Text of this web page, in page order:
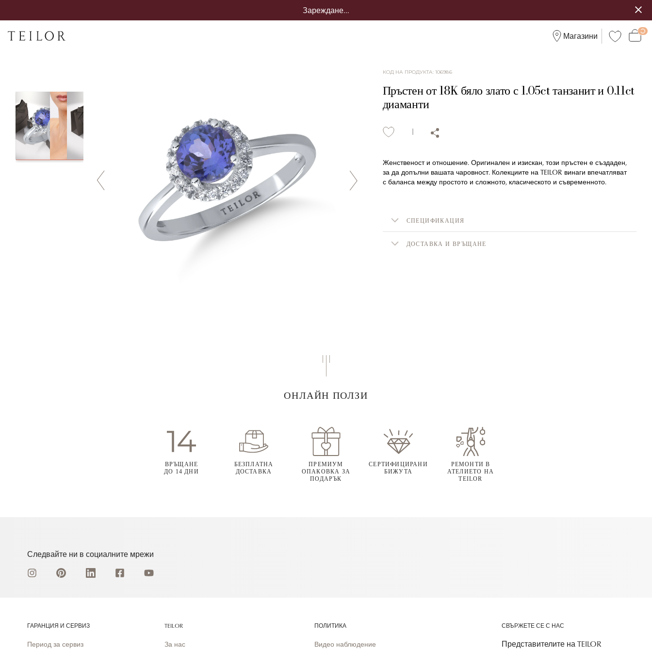
Зареждане...
Магазини
КОД НА ПРОДУКТА: 106986
Пръстен от 18K бяло злато с 1.05ct танзанит и 0.11ct
диаманти
Женственост и отношение. Оригинален и изискан, този пръстен е създаден,
за да допълни вашата чаровност. Колекциите на TEILOR винаги впечатляват
с баланса между простото и сложното, класическото и съвременното.
СПЕЦИФИКАЦИЯ
ДОСТАВКА И ВРЪЩАНЕ
ОНЛАЙН ПОЛЗИ
ВРЪЩАНЕ
ДО 14 ДНИ
БЕЗПЛАТНА
ДОСТАВКА
ПРЕМИУМ
ОПАКОВКА ЗА
ПОДАРЪК
СЕРТИФИЦИРАНИ
БИЖУТА
РЕМОНТИ В
АТЕЛИЕТО НА
TEILOR
Следвайте ни в социалните мрежи
ГАРАНЦИЯ И СЕРВИЗ
Период за сервиз
TEILOR
За нас
ПОЛИТИКА
Видео наблюдение
СВЪРЖЕТЕ СЕ С НАС
Представителите на TEILOR